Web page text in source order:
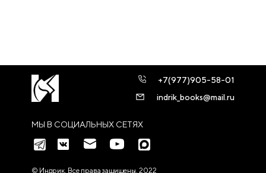
МЫ В СОЦИАЛЬНЫХ СЕТЯХ
+7(977)905-58-01
indrik_books@mail.ru
© Индрик. Все права защищены, 2022